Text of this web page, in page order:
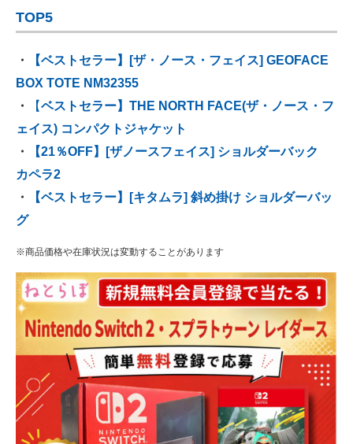
TOP5
・
【ベストセラー】[ザ・ノース・フェイス] GEOFACE
BOX TOTE NM32355
・
【ベストセラー】THE NORTH FACE(ザ・ノース・フ
ェイス) コンパクトジャケット
・
【21％OFF】[ザノースフェイス] ショルダーバック
カペラ2
・
【ベストセラー】[キタムラ] 斜め掛け ショルダーバッ
グ
※商品価格や在庫状況は変動することがあります